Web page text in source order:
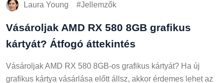
Vásároljak AMD RX 580 8GB grafikus
kártyát? Átfogó áttekintés
Vásároljak AMD RX 580 8GB-os grafikus kártyát? Ha új
grafikus kártya vásárlása előtt állsz, akkor érdemes lehet az